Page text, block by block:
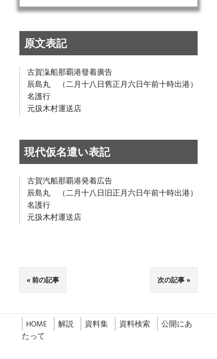
原文表記
古賀滊船那覇港發着廣告
辰島丸 （二月十八日舊正月六日午前十時出港）
名護行
元扱木村運送店
現代仮名遣い表記
古賀汽船那覇港発着広告
辰島丸 （二月十八日旧正月六日午前十時出港）
名護行
元扱木村運送店
前の記事 次の記事
HOME 解説 資料集 資料検索
公開にあ
たって